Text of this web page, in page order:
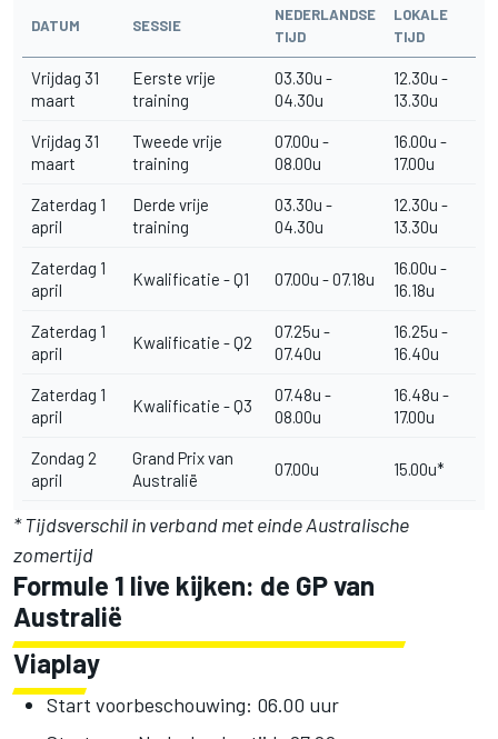
DATUM SESSIE
NEDERLANDSE
TIJD
LOKALE
TIJD
Vrijdag 31
maart
Eerste vrije
training
03.30u -
04.30u
12.30u -
13.30u
Vrijdag 31
maart
Tweede vrije
training
07.00u -
08.00u
16.00u -
17.00u
Zaterdag 1
april
Derde vrije
training
03.30u -
04.30u
12.30u -
13.30u
Zaterdag 1
april
Kwalificatie - Q1 07.00u - 07.18u
16.00u -
16.18u
Zaterdag 1
april
Kwalificatie - Q2
07.25u -
07.40u
16.25u -
16.40u
Zaterdag 1
april
Kwalificatie - Q3
07.48u -
08.00u
16.48u -
17.00u
Zondag 2
april
Grand Prix van
Australië
07.00u 15.00u*
* Tijdsverschil in verband met einde Australische
zomertijd
Formule 1 live kijken: de GP van
Australië
Viaplay
Start voorbeschouwing: 06.00 uur